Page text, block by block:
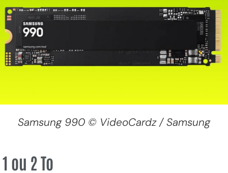
Samsung 990 © VideoCardz / Samsung
1 ou 2 To